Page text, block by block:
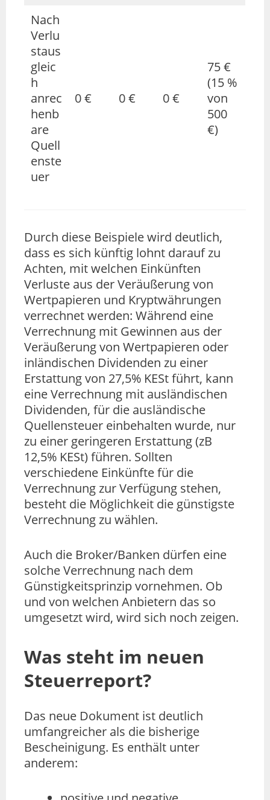
Nach
Verlu
staus
gleic
h
anrec
henb
are
Quell
enste
uer
0 € 0 € 0 €
75 €
(15 %
von
500
€)
Durch diese Beispiele wird deutlich,
dass es sich künftig lohnt darauf zu
Achten, mit welchen Einkünften
Verluste aus der Veräußerung von
Wertpapieren und Kryptwährungen
verrechnet werden: Während eine
Verrechnung mit Gewinnen aus der
Veräußerung von Wertpapieren oder
inländischen Dividenden zu einer
Erstattung von 27,5% KESt führt, kann
eine Verrechnung mit ausländischen
Dividenden, für die ausländische
Quellensteuer einbehalten wurde, nur
zu einer geringeren Erstattung (zB
12,5% KESt) führen. Sollten
verschiedene Einkünfte für die
Verrechnung zur Verfügung stehen,
besteht die Möglichkeit die günstigste
Verrechnung zu wählen.
Auch die Broker/Banken dürfen eine
solche Verrechnung nach dem
Günstigkeitsprinzip vornehmen. Ob
und von welchen Anbietern das so
umgesetzt wird, wird sich noch zeigen.
Was steht im neuen
Steuerreport?
Das neue Dokument ist deutlich
umfangreicher als die bisherige
Bescheinigung. Es enthält unter
anderem: